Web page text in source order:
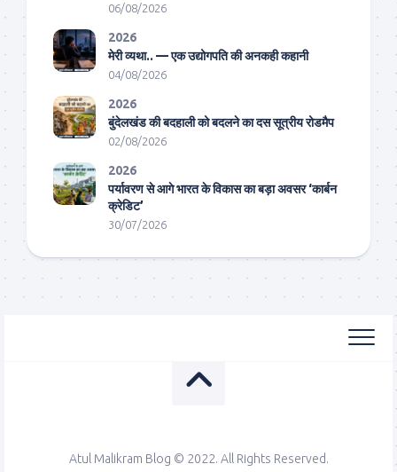
06/08/2026
2026
मेरी व्यथा.. — एक उद्योगपति की अनकही कहानी
04/08/2026
2026
बुंदेलखंड की बदहाली को बदलने का दस सूत्रीय रोडमैप
02/08/2026
2026
पर्यावरण से आगे भारत के विकास का बड़ा अवसर ‘कार्बन
क्रेडिट’
30/07/2026
Atul Malikram Blog © 2022. All Rights Reserved.